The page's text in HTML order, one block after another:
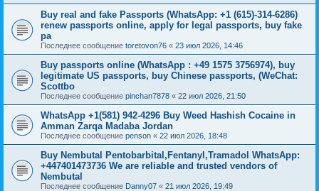
Buy real and fake Passports (WhatsApp: +1 (615)-314-6286)
renew passports online, apply for legal passports, buy fake
pa
Последнее сообщение toretovon76 « 23 июл 2026, 14:46
Buy passports online (WhatsApp : +49 1575 3756974), buy
legitimate US passports, buy Chinese passports, (WeChat:
Scottbo
Последнее сообщение pinchan7878 « 22 июл 2026, 21:50
WhatsApp +1(581) 942-4296 Buy Weed Hashish Cocaine in
Amman Zarqa Madaba Jordan
Последнее сообщение penson « 22 июл 2026, 18:48
Buy Nembutal Pentobarbital,Fentanyl,Tramadol WhatsApp:
+447401473736 We are reliable and trusted vendors of
Nembutal
Последнее сообщение Danny07 « 21 июл 2026, 19:49